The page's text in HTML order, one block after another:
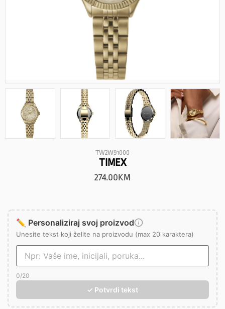
TW2W91000
TIMEX
274.00KM
✏️ Personaliziraj svoj proizvod
Unesite tekst koji želite na proizvodu (max 20 karaktera)
0/20
✓ Potvrdi tekst